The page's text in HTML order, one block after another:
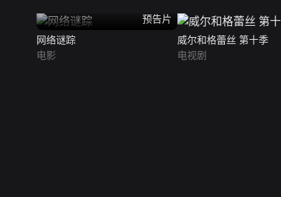
预告片
网络谜踪
电影
威尔和格蕾丝 第十季
电视剧